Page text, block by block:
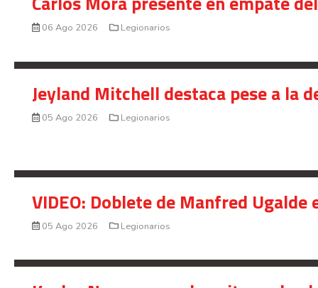
06 Ago 2026 Legionarios
Jeyland Mitchell destaca pese a la
05 Ago 2026 Legionarios
VIDEO: Doblete de Manfred
05 Ago 2026 Legionarios